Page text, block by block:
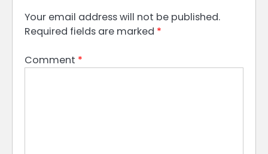
Your email address will not be published.
Required fields are marked *
Comment *